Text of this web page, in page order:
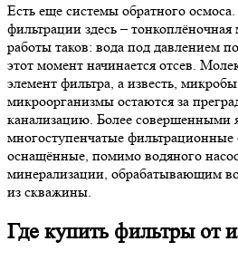
Есть еще системы обратного
фильтрации здесь –
работы таков: вода под давлением
этот момент начинается отсев.
элемент фильтра, а известь,
микроорганизмы остаются за
канализацию. Более совершенными
многоступенчатые
оснащённые, помимо водяного
минерализации, обрабатывающим
из скважины.
Где купить фильтры от